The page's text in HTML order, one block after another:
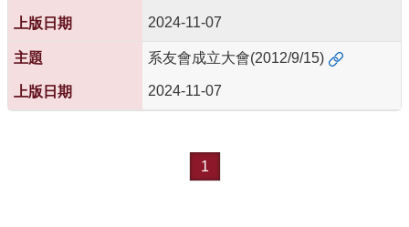
生
院
頁
2024-11-07
系友會成立大會(2012/9/15)
2024-11-07
1